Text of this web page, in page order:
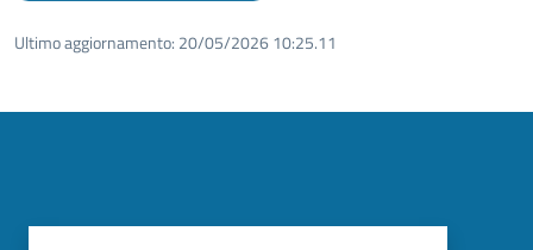
Ultimo aggiornamento: 20/05/2026 10:25.11